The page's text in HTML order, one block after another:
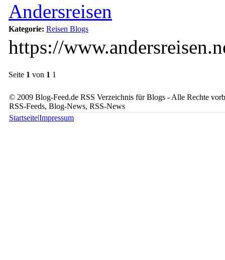
Andersreisen
Kategorie: Reisen Blogs
https://
Seite 1 von 1 1
© 2009 Blog-Feed.de RSS Verzeichnis für Blogs - Alle Rechte
RSS-Feeds, Blog-News, RSS-News
Startseite|Impressum